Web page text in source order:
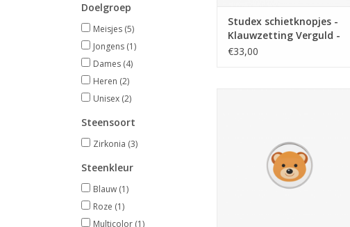
Doelgroep
Meisjes (5)
Jongens (1)
Dames (4)
Heren (2)
Unisex (2)
Steensoort
Zirkonia (3)
Steenkleur
Blauw (1)
Roze (1)
Multicolor (1)
Studex schietknopjes -
Klauwzetting Verguld -
Zirkonia 4 mm - 7521-
€33,00